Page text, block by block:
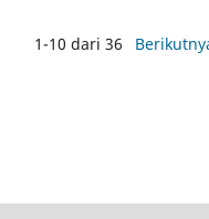
1-10 dari 36